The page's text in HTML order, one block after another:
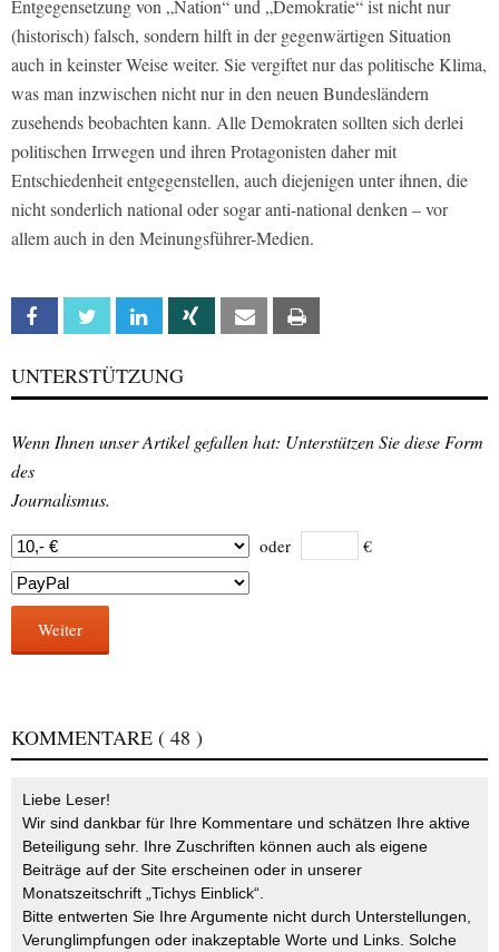
Entgegensetzung von „Nation“ und „Demokratie“ ist nicht nur
(historisch) falsch, sondern hilft in der gegenwärtigen Situation
auch in keinster Weise weiter. Sie vergiftet nur das politische Klima,
was man inzwischen nicht nur in den neuen Bundesländern
zusehends beobachten kann. Alle Demokraten sollten sich derlei
politischen Irrwegen und ihren Protagonisten daher mit
Entschiedenheit entgegenstellen, auch diejenigen unter ihnen, die
nicht sonderlich national oder sogar anti-national denken – vor
allem auch in den Meinungsführer-Medien.
Facebook Twitter Linkedin Xing Email
UNTERSTÜTZUNG
Wenn Ihnen unser Artikel gefallen hat: Unterstützen Sie diese Form
des
Journalismus.
oder €
Weiter
KOMMENTARE ( 48 )
Liebe Leser!
Wir sind dankbar für Ihre Kommentare und schätzen Ihre aktive
Beteiligung sehr. Ihre Zuschriften können auch als eigene
Beiträge auf der Site erscheinen oder in unserer
Monatszeitschrift „Tichys Einblick“.
Bitte entwerten Sie Ihre Argumente nicht durch Unterstellungen,
Verunglimpfungen oder inakzeptable Worte und Links. Solche